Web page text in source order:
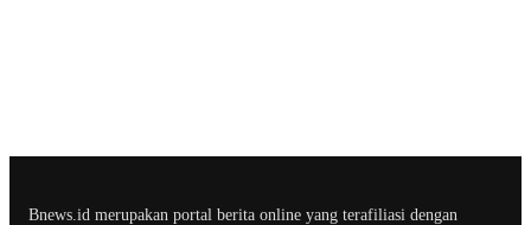
Bnews.id merupakan portal berita online yang terafiliasi dengan